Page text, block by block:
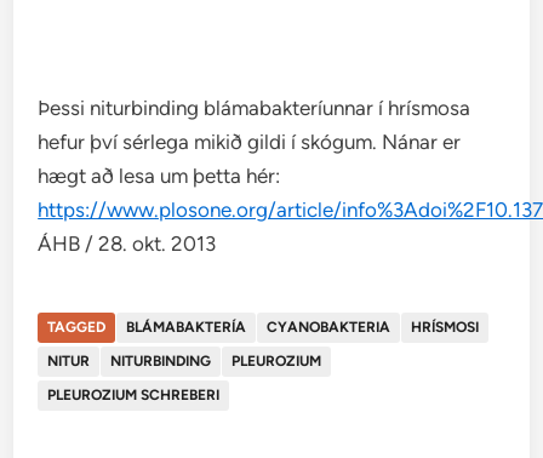
Þessi niturbinding blámabakteríunnar í hrísmosa
hefur því sérlega mikið gildi í skógum. Nánar er
hægt að lesa um þetta hér:
https://www.plosone.org/article/
ÁHB / 28. okt. 2013
TAGGED BLÁMABAKTERÍA CYANOBAKTERIA
HRÍSMOSI
NITUR
NITURBINDING
PLEUROZIUM
PLEUROZIUM SCHREBERI